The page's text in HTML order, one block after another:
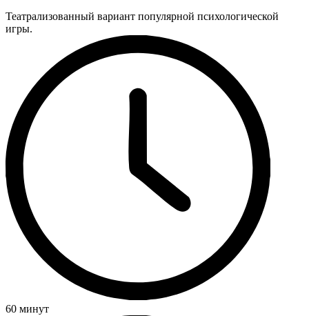
Театрализованный вариант популярной психологической
игры.
60 минут